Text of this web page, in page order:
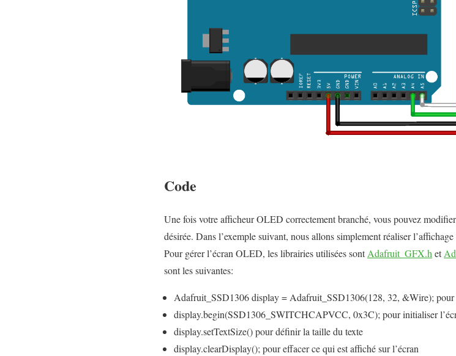
Code
Une fois votre afficheur OLED correctement branché, vous pouvez
désirée. Dans l’exemple suivant, nous allons simplement réaliser l’affichage
Pour gérer l’écran OLED, les librairies utilisées sontAdafruit_GFX.het
sont les suivantes:
Adafruit_SSD1306 display = Adafruit_SSD1306(128, 32, &Wire); pour
display.begin(SSD1306_SWITCHCAPVCC, 0x3C); pour initialiser
display.setTextSize() pour définir la taille du texte
display.clearDisplay(); pour effacer ce qui est affiché sur l’écran